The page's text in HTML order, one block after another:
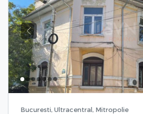
Previous
Bucuresti, Ultracentral, Mitropolie